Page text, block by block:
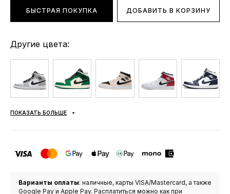
БЫСТРАЯ ПОКУПКА ДОБАВИТЬ В КОРЗИНУ
Другие цвета:
ПОКАЗАТЬ БОЛЬШЕ
Варианты оплаты: наличные, карты VISA/Mastercard, а также
Google Pay и Apple Pay. Расплатиться можно как при